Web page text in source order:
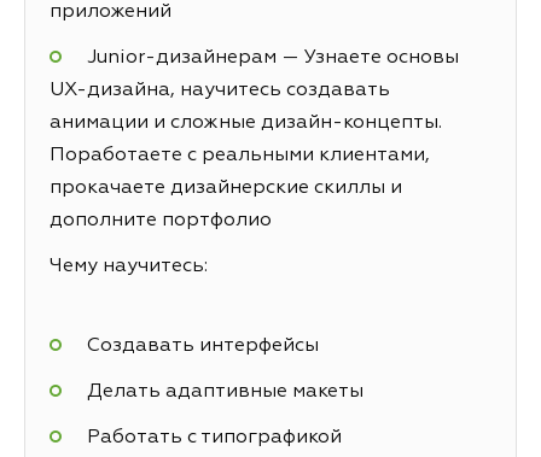
приложений
Junior-дизайнерам — Узнаете основы
UX-дизайна, научитесь создавать
анимации и сложные дизайн-концепты.
Поработаете с реальными клиентами,
прокачаете дизайнерские скиллы и
дополните портфолио
Чему научитесь:
Создавать интерфейсы
Делать адаптивные макеты
Работать с типографикой